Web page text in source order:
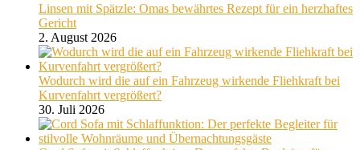
Linsen mit Spätzle: Omas bewährtes Rezept für ein herzhaftes
Gericht
2. August 2026
Wodurch wird die auf ein Fahrzeug wirkende Fliehkraft bei
Kurvenfahrt vergrößert?
30. Juli 2026